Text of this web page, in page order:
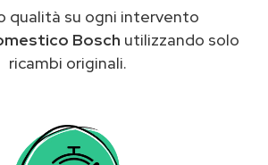
qualità su ogni intervento
Bosch utilizzando solo
ricambi originali.